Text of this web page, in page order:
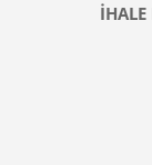
İHALE